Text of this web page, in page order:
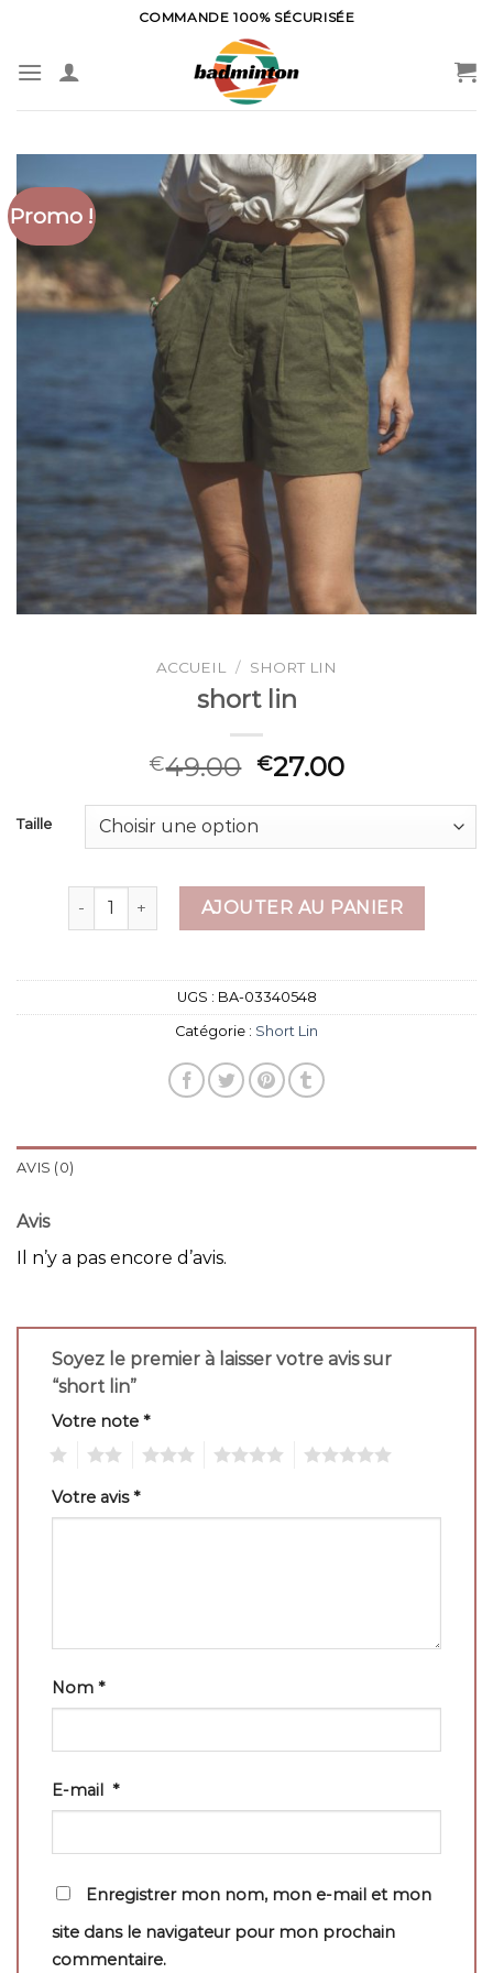
content
COMMANDE 100% SÉCURISÉE
Promo !
ACCUEIL / SHORT LIN
short lin
€49.00 €27.00
Taille
quantité de short linAJOUTER AU PANIER
UGS : BA-03340548
Catégorie : Short Lin
AVIS (0)
Avis
Il n’y a pas encore d’avis.
Soyez le premier à laisser votre avis sur
“short lin”
Votre note *
Votre avis*
Nom *
E-mail *
Enregistrer mon nom, mon e-mail et mon
site dans le navigateur pour mon prochain
commentaire.